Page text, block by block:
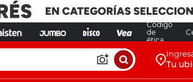
Código
de
ética
Tu